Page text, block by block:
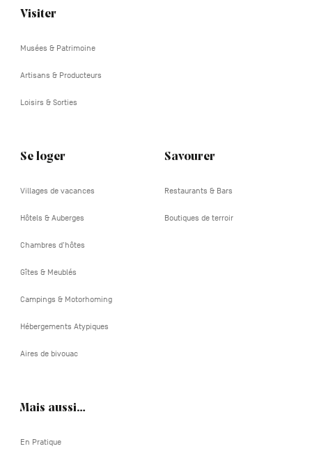
Navigation
Visiter
Musées & Patrimoine
Artisans & Producteurs
Loisirs & Sorties
Se loger
Villages de vacances
Hôtels & Auberges
Chambres d'hôtes
Gîtes & Meublés
Campings & Motorhoming
Hébergements Atypiques
Aires de bivouac
Savourer
Restaurants & Bars
Boutiques de terroir
Mais aussi…
En Pratique